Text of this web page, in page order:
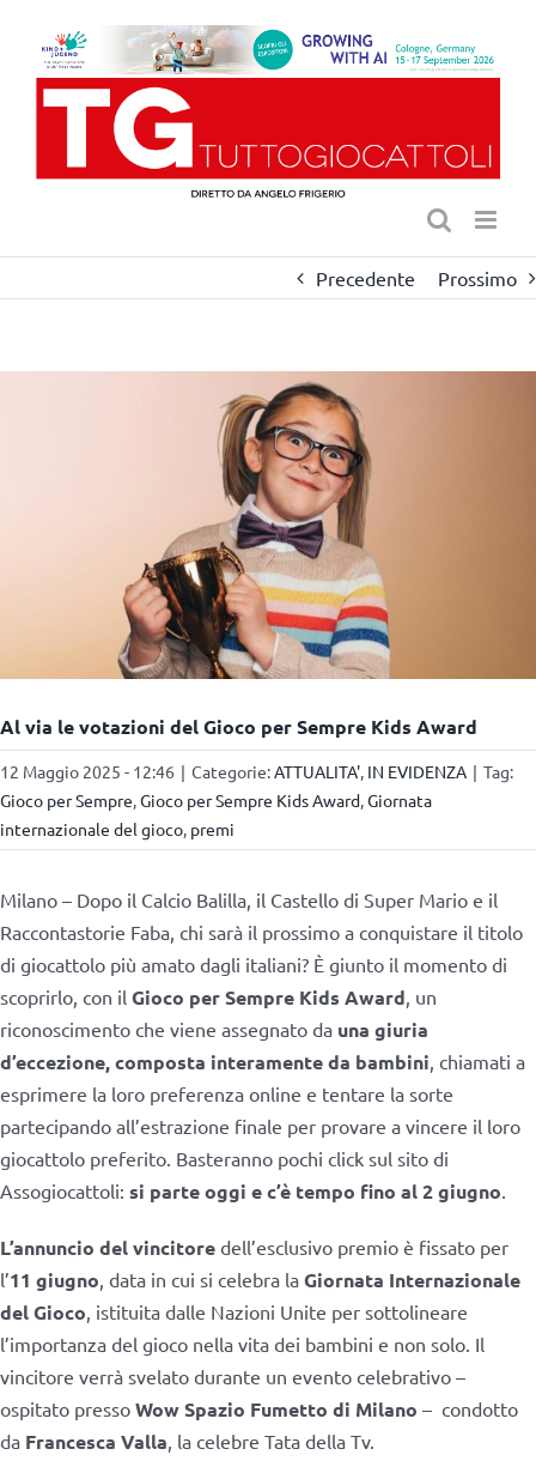
contenuto
Precedente Prossimo
Al via le votazioni del Gioco per Sempre Kids Award
12 Maggio 2025 - 12:46 | Categorie:ATTUALITA', IN EVIDENZA | Tag:
Gioco per Sempre,Gioco per Sempre Kids Award,Giornata
internazionale del gioco, premi
Milano – Dopo il Calcio Balilla, il Castello di Super Mario e il
Raccontastorie Faba, chi sarà il prossimo a conquistare il titolo
di giocattolo più amato dagli italiani? È giunto il momento di
scoprirlo, con il Gioco per Sempre Kids Award, un
riconoscimento che viene assegnato da una giuria
d’eccezione, composta interamente da bambini, chiamati a
esprimere la loro preferenza online e tentare la sorte
partecipando all’estrazione finale per provare a vincere il loro
giocattolo preferito. Basteranno pochi click sul sito di
Assogiocattoli: si parte oggi e c’è tempo fino al 2 giugno.
L’annuncio del vincitore dell’esclusivo premio è fissato per
l’11 giugno, data in cui si celebra la Giornata Internazionale
del Gioco, istituita dalle Nazioni Unite per sottolineare
l’importanza del gioco nella vita dei bambini e non solo. Il
vincitore verrà svelato durante un evento celebrativo –
ospitato presso Wow Spazio Fumetto di Milano – condotto
da Francesca Valla, la celebre Tata della Tv.